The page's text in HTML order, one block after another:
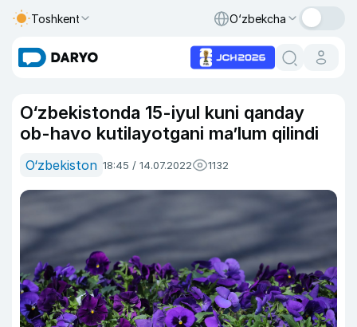
Toshkent O‘zbekcha
O‘zbekistonda 15-iyul kuni qanday
ob-havo kutilayotgani ma’lum qilindi
O‘zbekiston 18:45 / 14.07.2022 1132